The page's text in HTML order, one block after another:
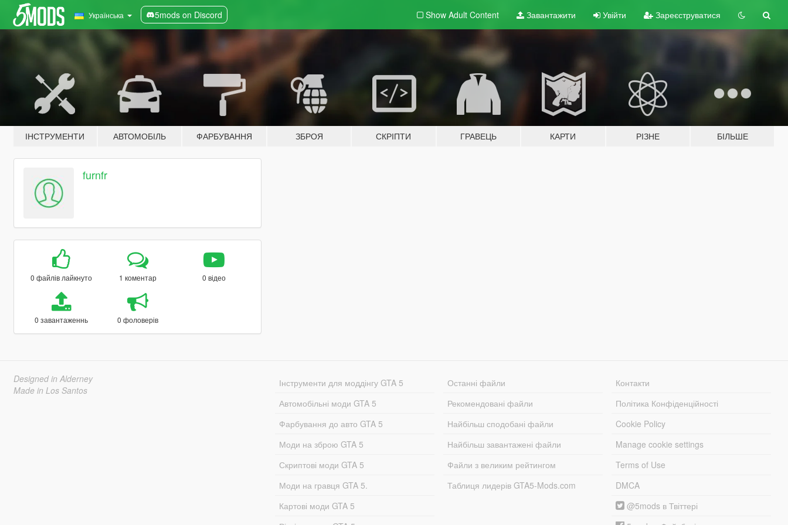
Українська 5mods on Discord Show Adult Content Завантажити Увійти Зареєструватися
ІНСТРУМЕНТИ АВТОМОБІЛЬ ФАРБУВАННЯ ЗБРОЯ СКРІПТИ ГРАВЕЦЬ КАРТИ РІЗНЕ БІЛЬШЕ
furnfr
0 файлів лайкнуто 1 коментар 0 відео
0 завантаженнь 0 фоловерів
Designed in Alderney
Made in Los Santos
Інструменти для моддінгу GTA 5
Автомобільні моди GTA 5
Фарбування до авто GTA 5
Моди на зброю GTA 5
Скриптові моди GTA 5
Моди на гравця GTA 5.
Картові моди GTA 5
Останні файли
Рекомендовані файли
Найбільш сподобані файли
Найбільш завантажені файли
Файли з великим рейтингом
Таблиця лидерів GTA5-Mods.com
Контакти
Політика Конфіденційності
Cookie Policy
Manage cookie settings
Terms of Use
DMCA
@5mods в Твіттері